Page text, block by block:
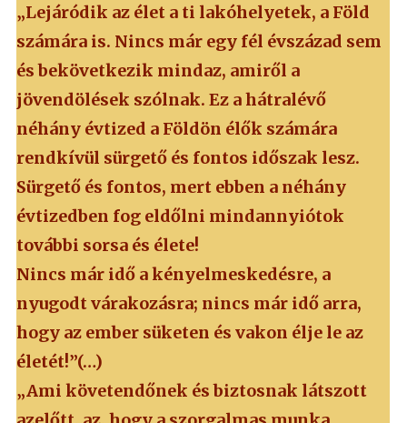
„Lejáródik az élet a ti lakóhelyetek, a Föld
számára is. Nincs már egy fél évszázad sem
és bekövetkezik mindaz, amiről a
jövendölések szólnak. Ez a hátralévő
néhány évtized a Földön élők számára
rendkívül sürgető és fontos időszak lesz.
Sürgető és fontos, mert ebben a néhány
évtizedben fog eldőlni mindannyiótok
további sorsa és élete!
Nincs már idő a kényelmeskedésre, a
nyugodt várakozásra; nincs már idő arra,
hogy az ember süketen és vakon élje le az
életét!”(…)
„Ami követendőnek és biztosnak látszott